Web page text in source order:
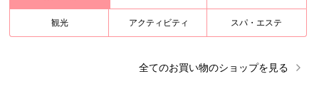
観光 アクティビティ スパ・エステ
全てのお買い物のショップを見る